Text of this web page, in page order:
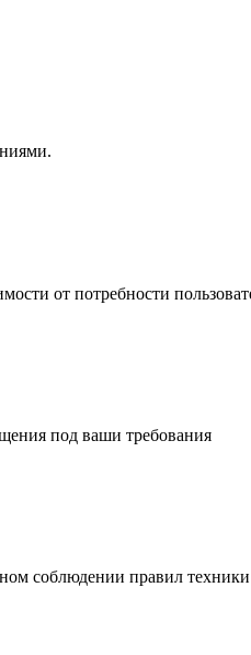
от потребности
под ваши требования
соблюдении правил